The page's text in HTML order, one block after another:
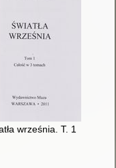
września. T. 1